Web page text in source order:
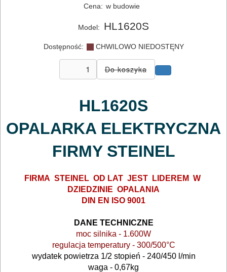
lamelownice
mieszadła
młotowiertarki
udarowe
nożyce
blach
odkurzacze
pilarki
stołowe
Cena: w budowie
Model: HL1620S
Dostępność: CHWILOWO NIEDOSTĘNY
HL1620S
OPALARKA ELEKTRYCZNA
FIRMY STEINEL
FIRMA STEINEL OD LAT JEST LIDEREM W
DZIEDZINIE OPALANIA
DIN EN ISO 9001
DANE TECHNICZNE
moc silnika - 1.600W
regulacja temperatury - 300/500°C
wydatek powietrza 1/2 stopień - 240/450 l/min
waga - 0,67kg